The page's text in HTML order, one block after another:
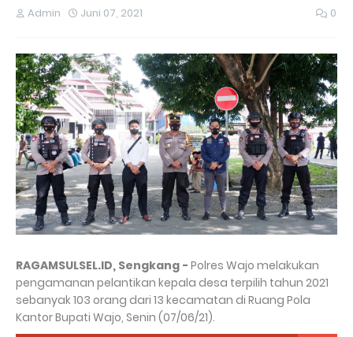
Admin Juni 07, 2021 0
RAGAMSULSEL.ID, Sengkang - Polres Wajo melakukan
pengamanan pelantikan kepala desa terpilih tahun 2021
sebanyak 103 orang dari 13 kecamatan di Ruang Pola
Kantor Bupati Wajo, Senin (07/06/21).